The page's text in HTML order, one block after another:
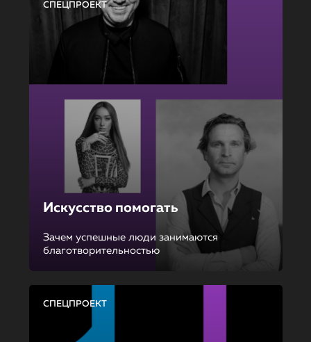
СПЕЦПРОЕКТ
Искусство помогать
Зачем успешные люди занимаются
благотворительностью
СПЕЦПРОЕКТ